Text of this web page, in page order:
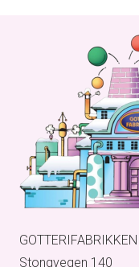
GOTTERIFABRIKKEN
Stongvegen 140